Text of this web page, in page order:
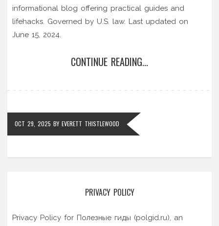
informational blog offering practical guides and
lifehacks. Governed by U.S. law. Last updated on
June 15, 2024.
CONTINUE READING...
OCT 29, 2025 BY EVERETT THISTLEWOOD
PRIVACY POLICY
Privacy Policy for Полезные гиды (polgid.ru), an